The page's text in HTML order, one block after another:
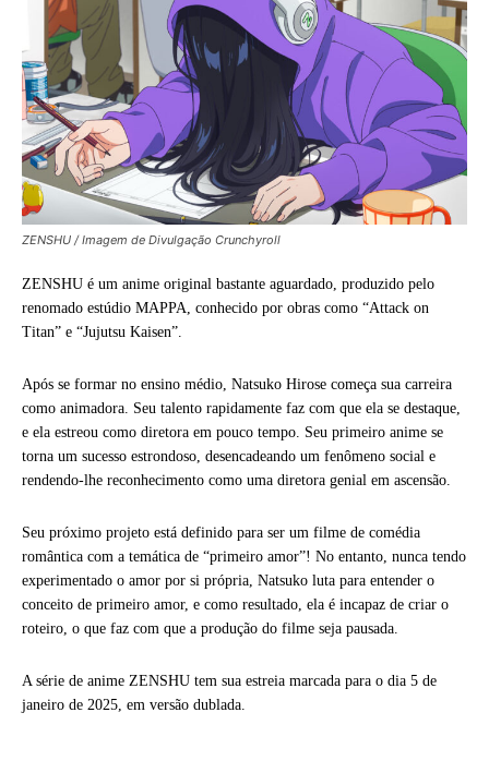
ZENSHU / Imagem de Divulgação Crunchyroll
ZENSHU é um anime original bastante aguardado, produzido pelo
renomado estúdio MAPPA, conhecido por obras como “Attack on
Titan” e “Jujutsu Kaisen”.
Após se formar no ensino médio, Natsuko Hirose começa sua carreira
como animadora. Seu talento rapidamente faz com que ela se destaque,
e ela estreou como diretora em pouco tempo. Seu primeiro anime se
torna um sucesso estrondoso, desencadeando um fenômeno social e
rendendo-lhe reconhecimento como uma diretora genial em ascensão.
Seu próximo projeto está definido para ser um filme de comédia
romântica com a temática de “primeiro amor”! No entanto, nunca tendo
experimentado o amor por si própria, Natsuko luta para entender o
conceito de primeiro amor, e como resultado, ela é incapaz de criar o
roteiro, o que faz com que a produção do filme seja pausada.
A série de anime ZENSHU tem sua estreia marcada para o dia 5 de
janeiro de 2025, em versão dublada.